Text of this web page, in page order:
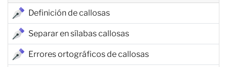
Definición de callosas
Separar en sílabas callosas
Errores ortográficos de callosas